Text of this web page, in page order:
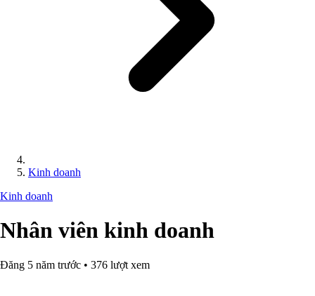
Kinh doanh
Kinh doanh
Nhân viên kinh doanh
Đăng 5 năm trước • 376 lượt xem